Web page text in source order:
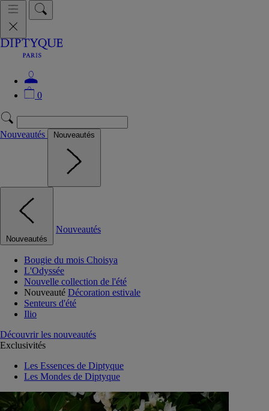
0
Nouveautés Nouveautés
Nouveautés
Nouveautés
Bougie du mois Choisya
L'Odyssée
Nouvelle collection de l'été
Nouveauté Décoration estivale
Senteurs d'été
Ilio
Découvrir les nouveautés
Exclusivités
Les Essences de Diptyque
Les Mondes de Diptyque